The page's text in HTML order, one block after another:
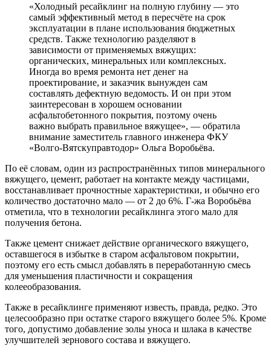
«Холодный ресайклинг на полную глубину ― это
самый эффективный метод в пересчёте на срок
эксплуатации в плане использования бюджетных
средств. Также технологию разделяют в
зависимости от применяемых вяжущих:
органических, минеральных или комплексных.
Иногда во время ремонта нет денег на
проектирование, и заказчик вынужден сам
составлять дефектную ведомость. И он при этом
заинтересован в хорошем основании
асфальтобетонного покрытия, поэтому очень
важно выбрать правильное вяжущее», ― обратила
внимание заместитель главного инженера ФКУ
«Волго-Вятскуправтодор» Ольга Воробьёва.
По её словам, один из распространённых типов минерального
вяжущего, цемент, работает на контакте между частицами,
восстанавливает прочностные характеристики, и обычно его
количество достаточно мало ― от 2 до 6%. Г-жа Воробьёва
отметила, что в технологии ресайклинга этого мало для
получения бетона.
Также цемент снижает действие органического вяжущего,
оставшегося в избытке в старом асфальтовом покрытии,
поэтому его есть смысл добавлять в переработанную смесь
для уменьшения пластичности и сокращения
колееобразования.
Также в ресайклинге применяют известь, правда, редко. Это
целесообразно при остатке старого вяжущего более 5%. Кроме
того, допустимо добавление золы уноса и шлака в качестве
улучшителей зернового состава и вяжущего.